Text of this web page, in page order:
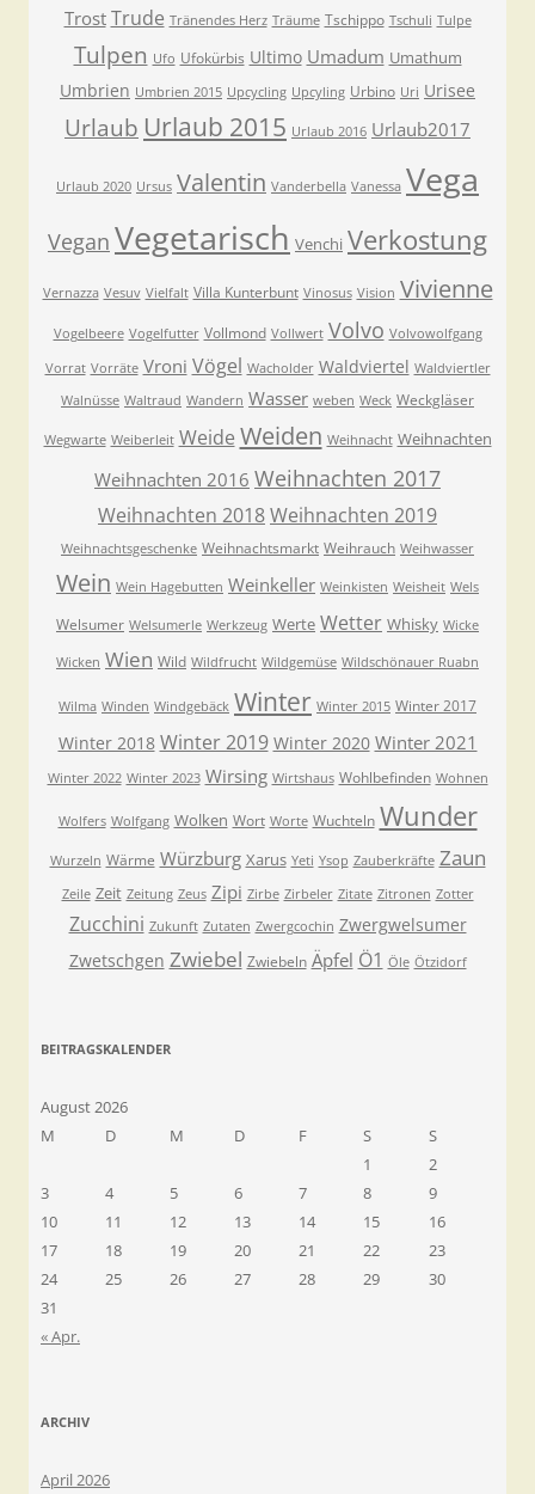
Trost Trude Tränendes Herz Träume Tschippo Tschuli Tulpe
Tulpen Ufo Ufokürbis Ultimo Umadum Umathum
Umbrien Umbrien 2015 Upcycling Upcyling Urbino Uri Urisee
Urlaub Urlaub 2015 Urlaub 2016 Urlaub2017
Urlaub 2020 Ursus Valentin Vanderbella Vanessa Vega
Vegan Vegetarisch Venchi Verkostung
Vernazza Vesuv Vielfalt Villa Kunterbunt Vinosus Vision Vivienne
Vogelbeere Vogelfutter Vollmond Vollwert Volvo Volvowolfgang
Vorrat Vorräte Vroni Vögel Wacholder Waldviertel Waldviertler
Walnüsse Waltraud Wandern Wasser weben Weck Weckgläser
Wegwarte Weiberleit Weide Weiden Weihnacht Weihnachten
Weihnachten 2016 Weihnachten 2017
Weihnachten 2018Weihnachten 2019
Weihnachtsgeschenke Weihnachtsmarkt Weihrauch Weihwasser
Wein Wein Hagebutten Weinkeller Weinkisten Weisheit Wels
Welsumer Welsumerle Werkzeug Werte Wetter Whisky Wicke
Wicken Wien Wild Wildfrucht Wildgemüse Wildschönauer Ruabn
Wilma Winden Windgebäck Winter Winter 2015 Winter 2017
Winter 2018 Winter 2019 Winter 2020 Winter 2021
Winter 2022 Winter 2023 Wirsing Wirtshaus Wohlbefinden Wohnen
Wolfers Wolfgang Wolken Wort Worte Wuchteln Wunder
Wurzeln Wärme Würzburg Xarus Yeti Ysop Zauberkräfte Zaun
Zeile Zeit Zeitung Zeus Zipi Zirbe Zirbeler Zitate Zitronen Zotter
Zucchini Zukunft Zutaten Zwergcochin Zwergwelsumer
Zwetschgen Zwiebel Zwiebeln Äpfel Ö1 Öle Ötzidorf
BEITRAGSKALENDER
August 2026
M
D M D F S
S
1
2
3
4 5 6 7 8
9
10
11 12 13 14 15
16
17
18 19 20 21 22
23
24
25 26 27 28 29
30
31
« Apr.
ARCHIV
April 2026